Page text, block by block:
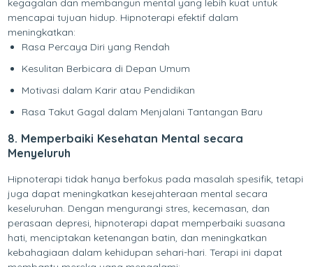
kegagalan dan membangun mental yang lebih kuat untuk
mencapai tujuan hidup. Hipnoterapi efektif dalam
meningkatkan:
Rasa Percaya Diri yang Rendah
Kesulitan Berbicara di Depan Umum
Motivasi dalam Karir atau Pendidikan
Rasa Takut Gagal dalam Menjalani Tantangan Baru
8. Memperbaiki Kesehatan Mental secara
Menyeluruh
Hipnoterapi tidak hanya berfokus pada masalah spesifik, tetapi
juga dapat meningkatkan kesejahteraan mental secara
keseluruhan. Dengan mengurangi stres, kecemasan, dan
perasaan depresi, hipnoterapi dapat memperbaiki suasana
hati, menciptakan ketenangan batin, dan meningkatkan
kebahagiaan dalam kehidupan sehari-hari. Terapi ini dapat